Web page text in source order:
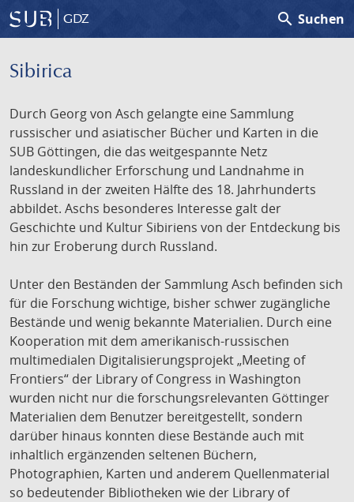
GDZ search Suchen
Sibirica
Durch Georg von Asch gelangte eine Sammlung
russischer und asiatischer Bücher und Karten in die
SUB Göttingen, die das weitgespannte Netz
landeskundlicher Erforschung und Landnahme in
Russland in der zweiten Hälfte des 18. Jahrhunderts
abbildet. Aschs besonderes Interesse galt der
Geschichte und Kultur Sibiriens von der Entdeckung bis
hin zur Eroberung durch Russland.
Unter den Beständen der Sammlung Asch befinden sich
für die Forschung wichtige, bisher schwer zugängliche
Bestände und wenig bekannte Materialien. Durch eine
Kooperation mit dem amerikanisch-russischen
multimedialen Digitalisierungsprojekt „Meeting of
Frontiers“ der Library of Congress in Washington
wurden nicht nur die forschungsrelevanten Göttinger
Materialien dem Benutzer bereitgestellt, sondern
darüber hinaus konnten diese Bestände auch mit
inhaltlich ergänzenden seltenen Büchern,
Photographien, Karten und anderem Quellenmaterial
so bedeutender Bibliotheken wie der Library of